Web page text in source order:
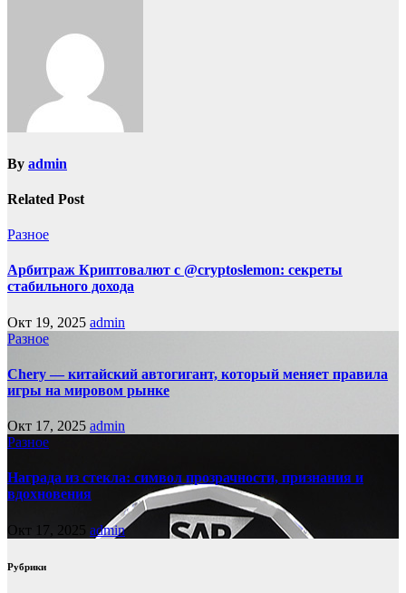
By admin
Related Post
Разное
Арбитраж Криптовалют с @cryptoslemon: секреты
стабильного дохода
Окт 19, 2025 admin
Разное
Chery — китайский автогигант, который меняет правила
игры на мировом рынке
Окт 17, 2025 admin
Разное
Награда из стекла: символ прозрачности, признания и
вдохновения
Окт 17, 2025 admin
Рубрики